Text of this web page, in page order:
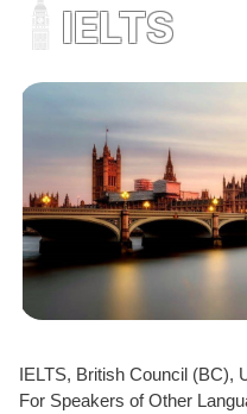
IELTS
IELTS, British Council (BC),
For Speakers of Other